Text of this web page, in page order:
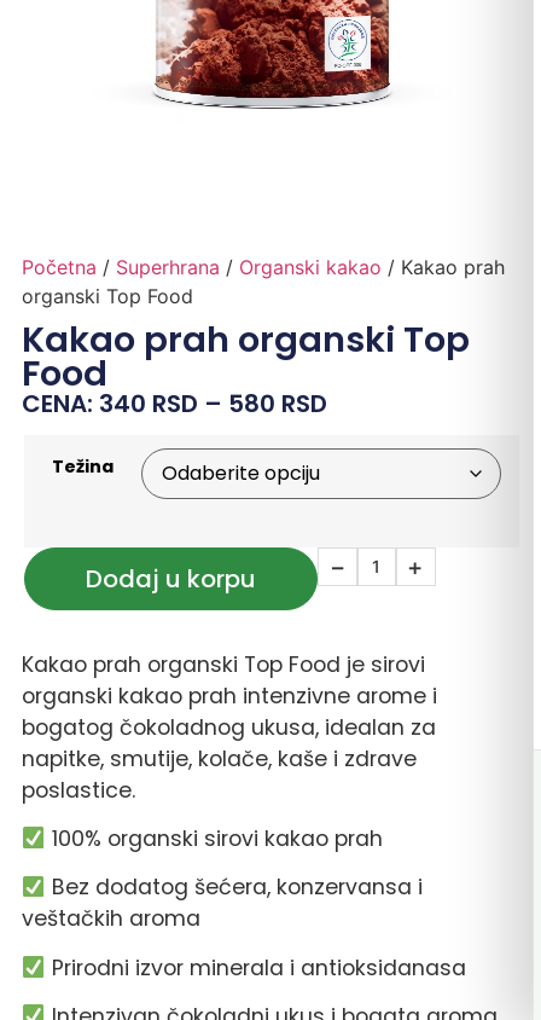
Početna / Superhrana / Organski kakao / Kakao prah
organski Top Food
Kakao prah organski Top
Food
CENA: 340 RSD – 580 RSD
Težina
− +
Dodaj u korpu
Kakao prah organski Top Food je sirovi
organski kakao prah intenzivne arome i
bogatog čokoladnog ukusa, idealan za
napitke, smutije, kolače, kaše i zdrave
poslastice.
100% organski sirovi kakao prah
Bez dodatog šećera, konzervansa i
veštačkih aroma
Prirodni izvor minerala i antioksidanasa